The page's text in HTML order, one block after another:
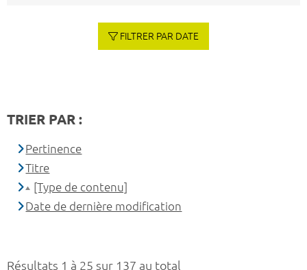
Résultats 1 à 25 sur 137 au total
FILTRER PAR DATE
TRIER PAR :
Pertinence
Titre
[Type de contenu]
Date de dernière modification